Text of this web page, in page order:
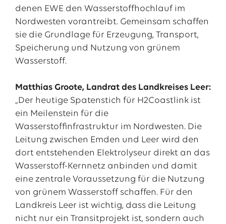
denen EWE den Wasserstoffhochlauf im
Nordwesten vorantreibt. Gemeinsam schaffen
sie die Grundlage für Erzeugung, Transport,
Speicherung und Nutzung von grünem
Wasserstoff.
Matthias Groote, Landrat des Landkreises Leer:
„Der heutige Spatenstich für H2Coastlink ist
ein Meilenstein für die
Wasserstoffinfrastruktur im Nordwesten. Die
Leitung zwischen Emden und Leer wird den
dort entstehenden Elektrolyseur direkt an das
Wasserstoff-Kernnetz anbinden und damit
eine zentrale Voraussetzung für die Nutzung
von grünem Wasserstoff schaffen. Für den
Landkreis Leer ist wichtig, dass die Leitung
nicht nur ein Transitprojekt ist, sondern auch